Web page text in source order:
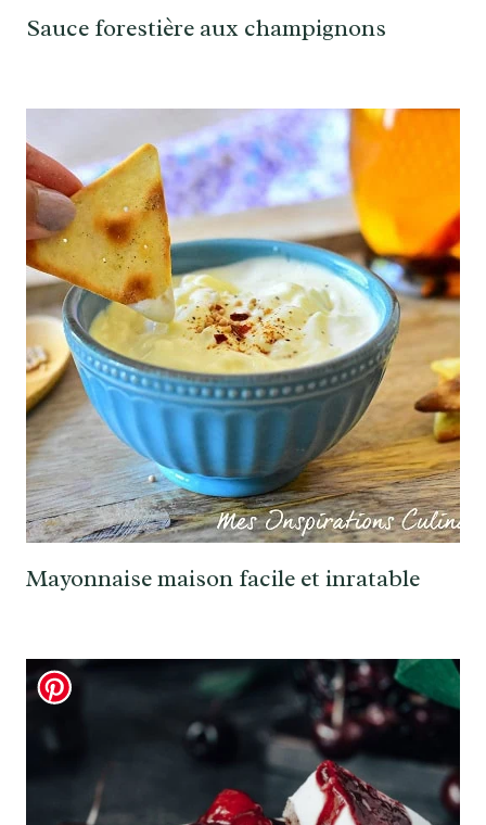
Sauce forestière aux champignons
Mayonnaise maison facile et inratable